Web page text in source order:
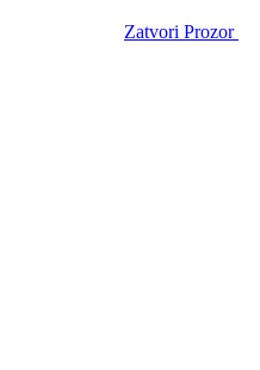
Zatvori Prozor